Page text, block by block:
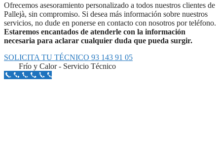
Ofrecemos asesoramiento personalizado a todos nuestros clientes de
Pallejà, sin compromiso. Si desea más información sobre nuestros
servicios, no dude en ponerse en contacto con nosotros por teléfono.
Estaremos encantados de atenderle con la información
necesaria para aclarar cualquier duda que pueda surgir.
SOLICITA TU TÉCNICO 93 143 91 05
Frío y Calor - Servicio Técnico
Llámanos Aquí